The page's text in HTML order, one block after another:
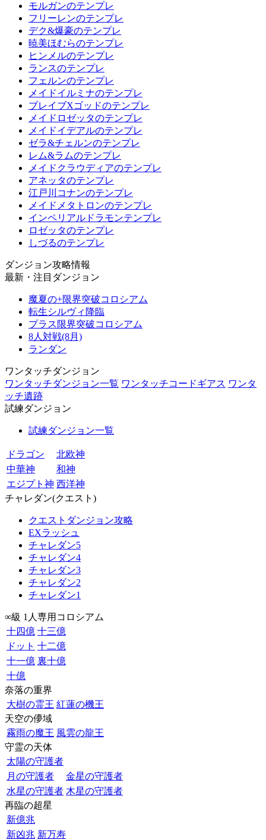
モルガンのテンプレ
フリーレンのテンプレ
デク&爆豪のテンプレ
暁美ほむらのテンプレ
ヒンメルのテンプレ
ランスのテンプレ
フェルンのテンプレ
メイドイルミナのテンプレ
ブレイブXゴッドのテンプレ
メイドロゼッタのテンプレ
メイドイデアルのテンプレ
ゼラ&チェルンのテンプレ
レム&ラムのテンプレ
メイドクラウディアのテンプレ
アネッタのテンプレ
江戸川コナンのテンプレ
メイドメタトロンのテンプレ
インペリアルドラモンテンプレ
ロゼッタのテンプレ
しづるのテンプレ
ダンジョン攻略情報
最新・注目ダンジョン
魔夏の+限界突破コロシアム
転生シルヴィ降臨
プラス限界突破コロシアム
8人対戦(8月)
ランダン
ワンタッチダンジョン
ワンタッチダンジョン一覧 ワンタッチコードギアス ワンタ
ッチ遺跡
試練ダンジョン
試練ダンジョン一覧
ドラゴン
北欧神
中華神
和神
エジプト神 西洋神
チャレダン(クエスト)
クエストダンジョン攻略
EXラッシュ
チャレダン5
チャレダン4
チャレダン3
チャレダン2
チャレダン1
∞級 1人専用コロシアム
十四億 十三億
ドット 十二億
十一億 裏十億
十億
奈落の重界
大樹の霊王 紅蓮の機王
天空の儚域
霧雨の魔王 風雲の龍王
守霊の天体
太陽の守護者
月の守護者
金星の守護者
水星の守護者 木星の守護者
再臨の超星
新億兆
新凶兆 新万寿